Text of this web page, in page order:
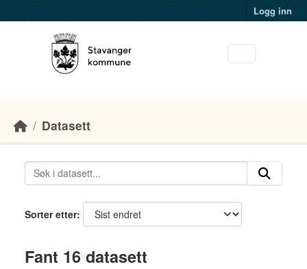
Logg inn
Datasett
Sorter etter
Fant 16 datasett